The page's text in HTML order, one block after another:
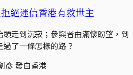
絕迷信香港有救世主
走到沉寂；參與者由滿懷盼望，到
了一條怎樣的路？
彥 發自香港